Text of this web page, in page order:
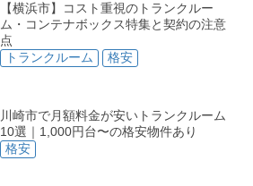
【横浜市】コスト重視のトランクルー
ム・コンテナボックス特集と契約の注意
点
トランクルーム
格安
川崎市で月額料金が安いトランクルーム
10選｜1,000円台〜の格安物件あり
格安